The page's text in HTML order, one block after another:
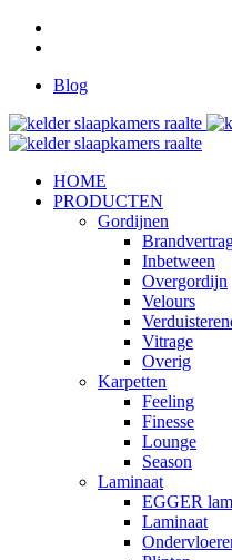
Blog
HOME
PRODUCTEN
Gordijnen
Inbetween
Overgordijn
Velours
Vitrage
Overig
Karpetten
Feeling
Finesse
Lounge
Season
Laminaat
EGGER
Laminaat